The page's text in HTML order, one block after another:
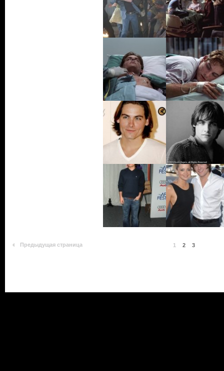
Предыдущая страница 1 2 3